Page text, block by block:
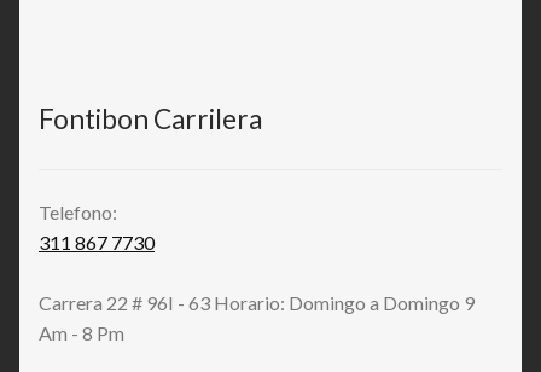
Fontibon Carrilera
Telefono:
311 867 7730
Carrera 22 # 96I - 63 Horario: Domingo a Domingo 9
Am - 8 Pm